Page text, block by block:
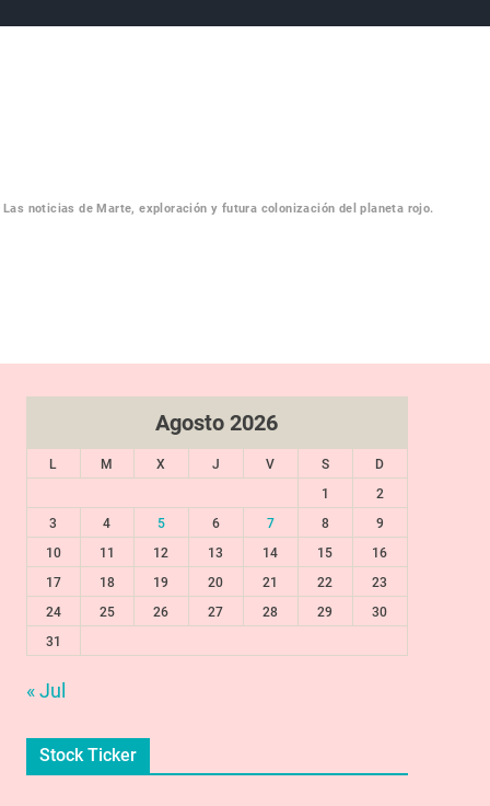
Las noticias de Marte, exploración y futura colonización del planeta rojo.
Agosto 2026
L M X J V S
D
1
2
3
4 5 6 7 8
9
10
11 12 13 14 15
16
17
18 19 20 21 22
23
24
25 26 27 28 29
30
31
« Jul
Stock Ticker